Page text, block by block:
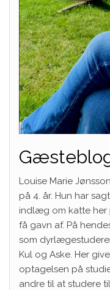
Louise Marie
på 4. år. Hun har
indlæg om katte her
få gavn af. På
som
Kul og Aske. Her
optagelsen på
andre til at studere